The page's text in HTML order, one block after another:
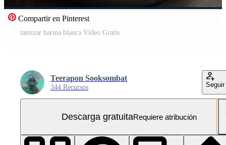
Compartir en Pinterest
tamizar harina blanca Vídeo Gratis
Teerapon Sooksombat
344 Recursos Seguir
Descarga gratuitaRequiere atribución